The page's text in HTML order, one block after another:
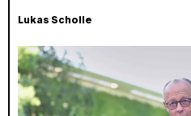
Lukas Scholle